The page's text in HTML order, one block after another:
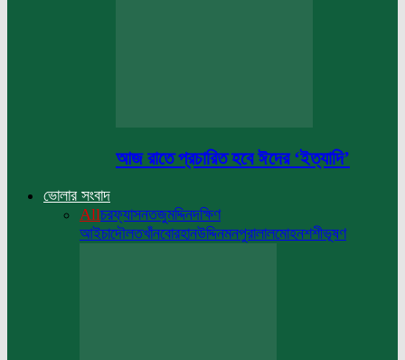
আজ রাতে প্রচারিত হবে ঈদের ‘ইত্যাদি’
ভোলার সংবাদ
Allচরফ্যাসনতজুমদ্দিনদক্ষিণ
আইচাদৌলতখাঁনবোরহানউদ্দিনমনপুরালালমোহনশশীভূষণ